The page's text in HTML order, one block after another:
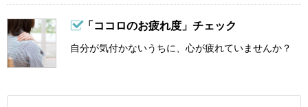
「ココロのお疲れ度」チェック
自分が気付かないうちに、心が疲れていませんか？